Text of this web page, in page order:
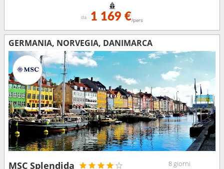
da 1 169 €/pers
GERMANIA, NORVEGIA, DANIMARCA
MSC Splendida
8 giorni